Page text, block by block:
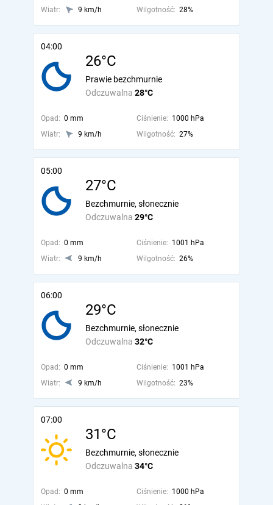
Wiatr:
9 km/h Wilgotność: 28%
04:00
26°C
Odczuwalna 28°C
Prawie bezchmurnie
Opad: 0 mm Ciśnienie: 1000 hPa
Wiatr:
9 km/h Wilgotność: 27%
05:00
27°C
Odczuwalna 29°C
Bezchmurnie, słonecznie
Opad: 0 mm Ciśnienie: 1001 hPa
Wiatr:
9 km/h Wilgotność: 26%
06:00
29°C
Odczuwalna 32°C
Bezchmurnie, słonecznie
Opad: 0 mm Ciśnienie: 1001 hPa
Wiatr:
9 km/h Wilgotność: 23%
07:00
31°C
Odczuwalna 34°C
Bezchmurnie, słonecznie
Opad: 0 mm Ciśnienie: 1000 hPa